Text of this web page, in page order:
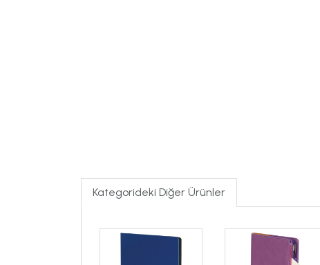
Kategorideki Diğer Ürünler